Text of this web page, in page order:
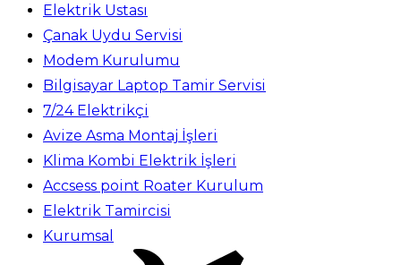
Elektrik Ustası
Çanak Uydu Servisi
Modem Kurulumu
Bilgisayar Laptop Tamir Servisi
7/24 Elektrikçi
Avize Asma Montaj İşleri
Klima Kombi Elektrik İşleri
Accsess point Roater Kurulum
Elektrik Tamircisi
Kurumsal